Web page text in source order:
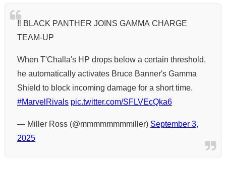
‼️ BLACK PANTHER JOINS GAMMA CHARGE
TEAM-UP
When T'Challa's HP drops below a certain threshold,
he automatically activates Bruce Banner's Gamma
Shield to block incoming damage for a short time.
#MarvelRivals pic.twitter.com/SFLVEcQka6
— Miller Ross (@mmmmmmmmiller) September 3,
2025